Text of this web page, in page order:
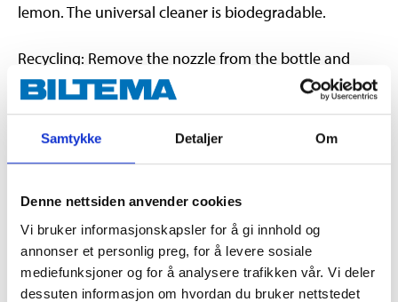
Samtykke Detaljer Om
Denne nettsiden anvender cookies
Vi bruker informasjonskapsler for å gi innhold og
annonser et personlig preg, for å levere sosiale
mediefunksjoner og for å analysere trafikken vår. Vi deler
dessuten informasjon om hvordan du bruker nettstedet
lemon. The universal cleaner is biodegradable.
Recycling: Remove the nozzle from the bottle and
recycle both as plastic packaging.
Contains: AQUA, UREA, SODIUM LAURETH SULFATE,
DODECYLBENZENESULFONATE, SODIUM
BENZISOTHIAZOLINONE.
Technical specifications